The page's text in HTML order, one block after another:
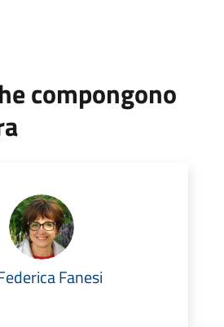
compongono
Fanesi